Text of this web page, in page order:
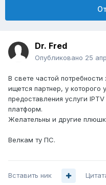
Dr. Fred
Опубликовано 25
В свете частой
ищется партнер, у
предоставления услуги
платформ.
Желательны и другие
Велкам ту ПС.
Вставить ник